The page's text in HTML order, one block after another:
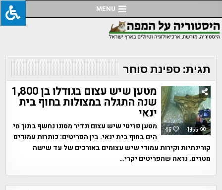
to
content
MENU
תגית:ספינת סוחר
46 1955
מטען שיש עצום בגודלו בן 1,800
שנה התגלה במצולות בחוף בית
ינאי
מטען פריטי שיש עצום ונדיר מסוגו נחשף בתוך מי
הים בחוף בית ינאי. בין הפריטים: כותרות עמודים
קורינתיות וקירות עמודי שיש עצומים באורכים של עד שישה
מטרים. נראה שהפריטים יקרי…